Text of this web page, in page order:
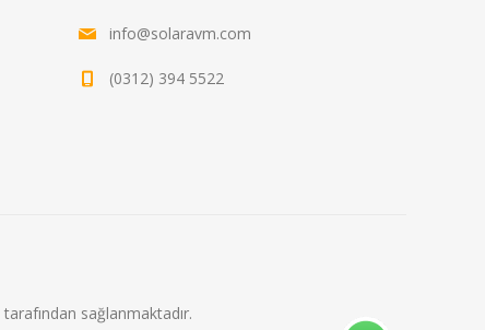
info@solaravm.com
(0312) 394 5522
tarafından sağlanmaktadır.